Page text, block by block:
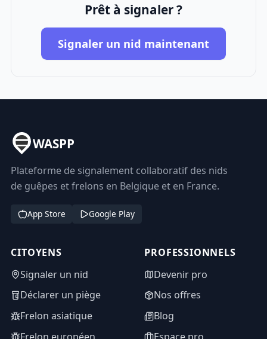
Prêt à signaler ?
Signaler un nid maintenant
WASPP
Plateforme de signalement collaboratif des nids
de guêpes et frelons en Belgique et en France.
App Store Google Play
CITOYENS
Signaler un nid
Déclarer un piège
Frelon asiatique
PROFESSIONNELS
Devenir pro
Nos offres
Blog